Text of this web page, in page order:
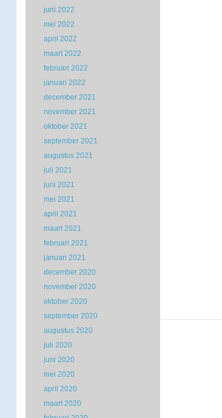
juni 2022
mei 2022
april 2022
maart 2022
februari 2022
januari 2022
december 2021
november 2021
oktober 2021
september 2021
augustus 2021
juli 2021
juni 2021
mei 2021
april 2021
maart 2021
februari 2021
januari 2021
december 2020
november 2020
oktober 2020
september 2020
augustus 2020
juli 2020
juni 2020
mei 2020
april 2020
maart 2020